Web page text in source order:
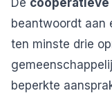
De coöperatieve
beantwoordt aan
ten minste drie
beperkte